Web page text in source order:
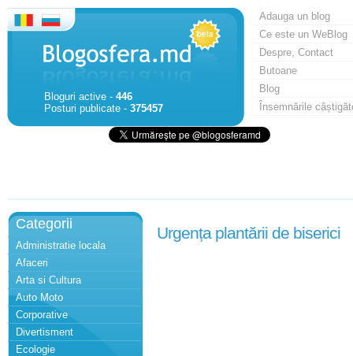
Bloguri active - 446
Posturi publicate - 375457
Adauga un blog
Ce este un WeBlog
Despre, Contact
Butoane
Blog
Însemnările
Categorii
Administratie locala
Afaceri
Arta si Cultura
Auto Moto
Corporative
Divertisment
Ecologie
Urgența plantării de biserici